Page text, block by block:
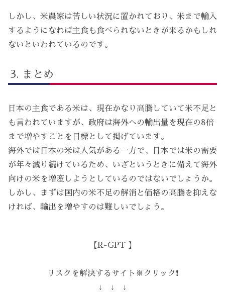
しかし、米農家は苦しい状況に置かれており、米まで輸入
するようになれば主食も食べられないときが来るかもしれ
ないといわれているのです。
まとめ
日本の主食である米は、現在かなり高騰していて米不足と
も言われていますが、政府は海外への輸出量を現在の8倍
まで増やすことを目標として掲げています。
海外では日本の米は人気がある一方で、日本では米の需要
が年々減り続けているため、いざというときに備えて海外
向けの米を増産しようとしているのではないでしょうか。
しかし、まずは国内の米不足の解消と価格の高騰を抑えな
ければ、輸出を増やすのは難しいでしょう。
【R-GPT 】
リスクを解決するサイト※クリック❗️
↓ ↓ ↓